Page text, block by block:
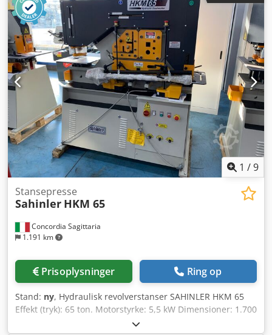
smøreanlæg og arbejdslys. Maskinen leveres med CE-
godkendte sikkerhedsafskærmninger, CE-
overensstemmelseserklæring samt brugermanual.
Arbejdsstyrke: 85 ton. Motoreffekt: 7,5 kW. Dimensioner:
1.920 x 950 x 2.040 mm (L x B x H). Vægt: 2.315 kg.
STANSNING: Stansekapacitet: Ø 33 mm x 20 mm gods.
Indstiksdybde: 355 mm. Slaglængde: 80 mm.
Arbejdsbordhøjde: 1.080 mm. KLIPNING: Fladjern: 380 x 20
mm / 480 x 15 mm. Knivlængde: 482 mm. Rundstål: Ø 50
mm. Firkantstål: 50 mm. Vinkelprofiler 90°: 150 x 150 x 15
mm. Vinkelprofiler 45°: 80 x 8 mm. HJØRNEKLIPNING: Maks.
godstykkelse: 13 mm. Bredde: 52 mm. Dybde: 100 mm.
Dcjdpfxoggbt Ss Ah Dsk Arbejdsbordhøjde: 940 mm.
1 /9
Concordia Sagittaria
1.191 km
Stansepresse
Sahinler HKM 65
Prisoplysninger Ring op
Stand: ny, Hydraulisk revolverstanser SAHINLER HKM 65
Effekt (tryk): 65 ton. Motorstyrke: 5,5 kW Dimensioner: 1.700
x 900 x 1.670 mm (L x B x H) Vægt: 1.600 kg Dedpfx